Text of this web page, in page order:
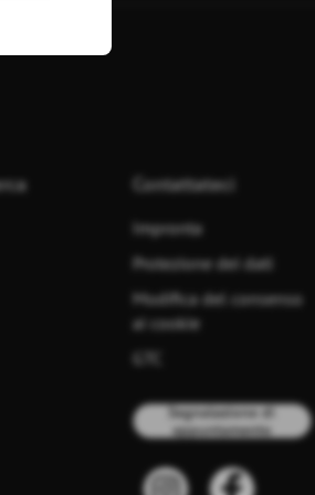
Contattateci
Impronta
Protezione dei dati
Modifica del consenso
ai cookie
Segnalazione di
appuntamento